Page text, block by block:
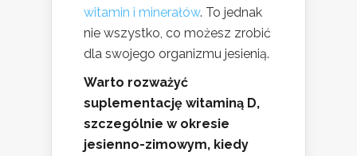
witamin i minerałów. To jednak
nie wszystko, co możesz zrobić
dla swojego organizmu jesienią.
Warto rozważyć
suplementację witaminą D,
szczególnie w okresie
jesienno-zimowym, kiedy